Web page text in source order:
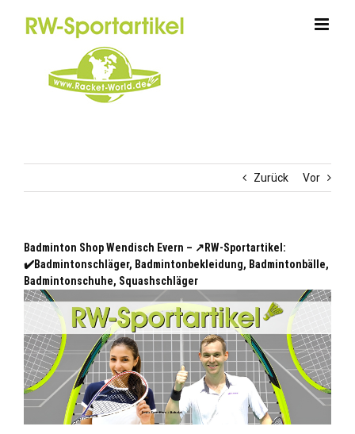
Zurück Vor
Badminton Shop Wendisch Evern – ↗️RW-Sportartikel:
✔️Badmintonschläger, Badmintonbekleidung, Badmintonbälle,
Badmintonschuhe, Squashschläger